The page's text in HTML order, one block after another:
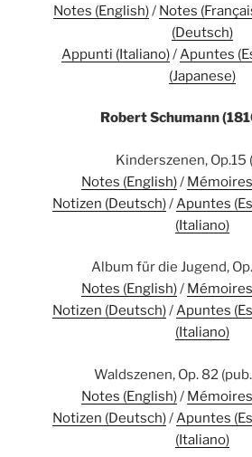
Notes (English)/ Notes
(Deutsch)
Appunti (Italiano)/ Apuntes
(Japanese)
Robert Schumann
Kinderszenen, Op.15
Notes (English)/
Notizen (Deutsch)/ Apuntes
(Italiano)
Album für die Jugend,
Notes (English)/
Notizen (Deutsch)/Apuntes
(Italiano)
Waldszenen, Op. 82
Notes (English)/
Notizen (Deutsch)/ Apuntes
(Italiano)